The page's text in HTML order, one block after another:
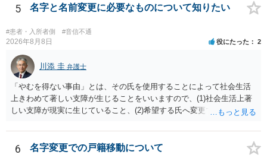
的裏付けがない場合、もっぱら主観的な主張であるとして変更が許可
されません）。 診断書は単に病名の記載では足りず、その症状の発生
原因となった事実と、当該症状が医学的に裏付けられること、そして
その発生原因及び症状が現在の名を使用していることに関連している
こと、といった説明がなされているのが望ましい（むしろ必要）でし
ょう。 ただし、もし上記の理由の主張が難しい場合でも、一定期間通
称名を使用して、その後にいわゆる永年使用を理由とする許可申立て
を選択すれば、比較的緩やかに認められます。 氏の変更については、
本件では、(1)子の氏の変更許可（民法791条1項）と、(2)戸籍法107条1
項の氏の変更許可の2種類が考えられます。 (1)については、ご両親が
父の氏を称したいというケースが多い）。法律上は特に明文の要件が
5 名字と名前変更に必要なものについて知りたい
#患者・入所者側 #音信不通
2026年8月8日 役にたった 2
川添 圭 弁護士
「やむを得ない事由」とは、その氏を使用することによって社会生活
上きわめて著しい支障が生じることをいいますので、(1)社会生活上著
しい支障が現実に生じていること、(2)希望する氏へ変更できればその
できるかどうかがポイントです。 記録中に現れた一切の事情が判断対
象ですので、上記(1)と(2)を説明できる資料は全て（ただし理路整然
に）提出することが必要になります。「フラッシュバック」とのこと
6 名字変更での戸籍移動について